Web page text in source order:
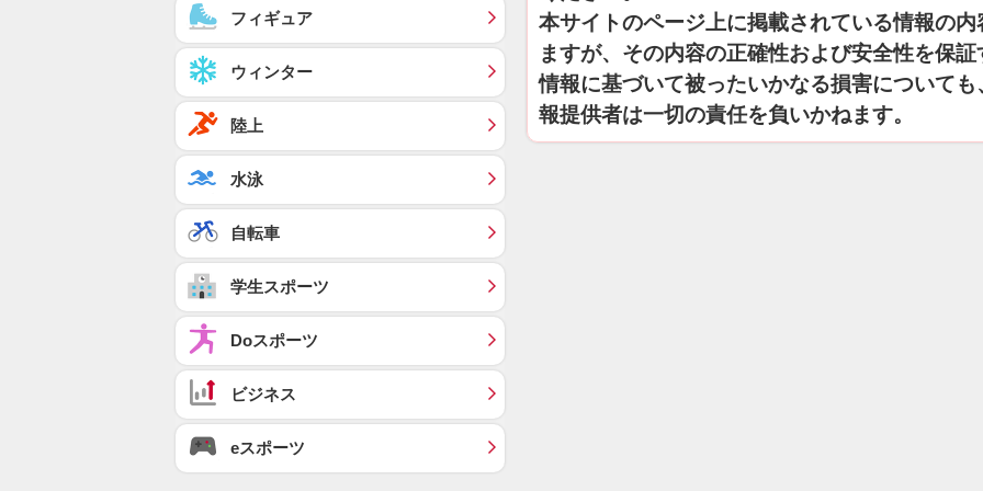
本サイトのページ上に掲載されている情報の
ますが、その内容の正確性および安全性を保
情報に基づいて被ったいかなる損害について
報提供者は一切の責任を負いかねます。
フィギュア
ウィンター
陸上
水泳
自転車
学生スポーツ
Doスポーツ
ビジネス
eスポーツ